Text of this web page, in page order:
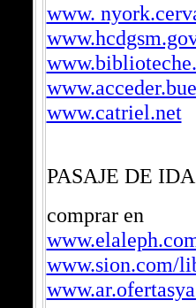
www.
www.catriel.net
PASAJE DE IDA
comprar en
www.sion.com/